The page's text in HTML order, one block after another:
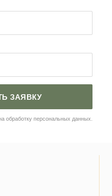
ЗАЯВКУ
обработку персональных данных.